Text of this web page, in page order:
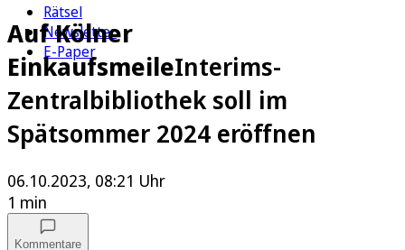
Rätsel
Newsletter
E-Paper
Auf Kölner
EinkaufsmeileInterims-
Zentralbibliothek soll im
Spätsommer 2024 eröffnen
06.10.2023, 08:21 Uhr
1 min
Kommentare